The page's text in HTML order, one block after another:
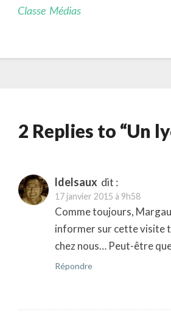
Classe Médias
2 Replies to “Un
ldelsaux dit :
17 janvier 2015 à 9h58
Comme toujours,
informer sur cette visite
chez nous… Peut-être
Répondre